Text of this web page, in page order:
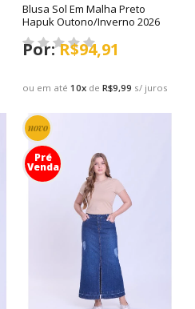
Blusa Sol Em Malha Preto
Hapuk Outono/Inverno 2026
ou em até10x deR$9,99 s/ juros
R$94,91
novo
Pré
Venda